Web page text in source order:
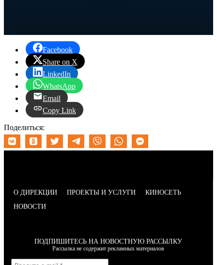
Facebook
Share on X
LinkedIn
WhatsApp
Email
Copy Link
Поделиться:
О ДИРЕКЦИИ ПРОЕКТЫ И УСЛУГИ
КИНОСЕТЬ
НОВОСТИ
ПОДПИШИТЕСЬ НА НОВОСТНУЮ РАССЫЛКУ
Рассылка не содержит рекламных материалов